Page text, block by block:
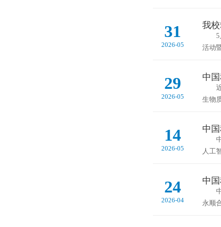
31
2026-05
我
5月
活动
29
2026-05
中
近
生物
14
2026-05
中
中
人工
24
2026-04
中
中
永顺